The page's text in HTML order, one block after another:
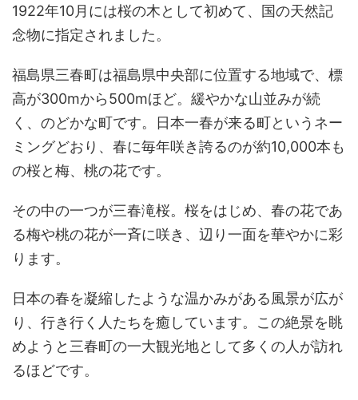
1922年10月には桜の木として初めて、国の天然記
念物に指定されました。
福島県三春町は福島県中央部に位置する地域で、標
高が300mから500mほど。緩やかな山並みが続
く、のどかな町です。日本一春が来る町というネー
ミングどおり、春に毎年咲き誇るのが約10,000本も
の桜と梅、桃の花です。
その中の一つが三春滝桜。桜をはじめ、春の花であ
る梅や桃の花が一斉に咲き、辺り一面を華やかに彩
ります。
日本の春を凝縮したような温かみがある風景が広が
り、行き行く人たちを癒しています。この絶景を眺
めようと三春町の一大観光地として多くの人が訪れ
るほどです。